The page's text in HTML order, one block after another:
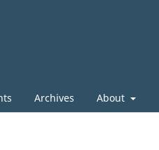
Archives About